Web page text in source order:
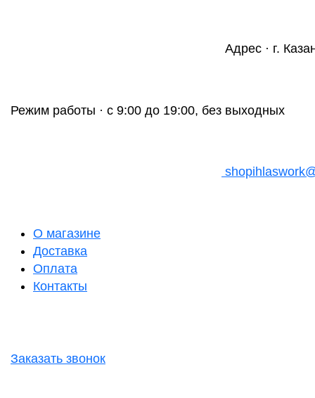
Адрес · г.
Режим работы · с 9:00 до 19:00, без выходных
О магазине
Доставка
Оплата
Контакты
Заказать звонок